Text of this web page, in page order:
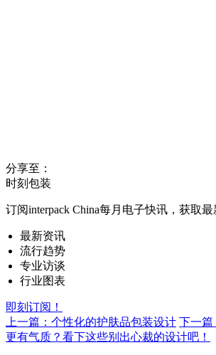
分享至：
时刻包装
订阅interpack China每月电子快讯，获取最
最新资讯
流行趋势
专业访谈
行业图表
即刻订阅！
上一篇：个性化的护肤品包装设计 下一篇
更有气质？看下这些别出心裁的设计吧！